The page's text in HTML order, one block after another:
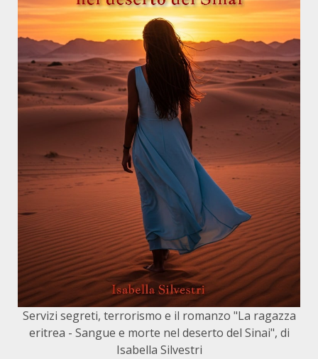
Servizi segreti, terrorismo e il romanzo "La ragazza
eritrea - Sangue e morte nel deserto del Sinai", di
Isabella Silvestri